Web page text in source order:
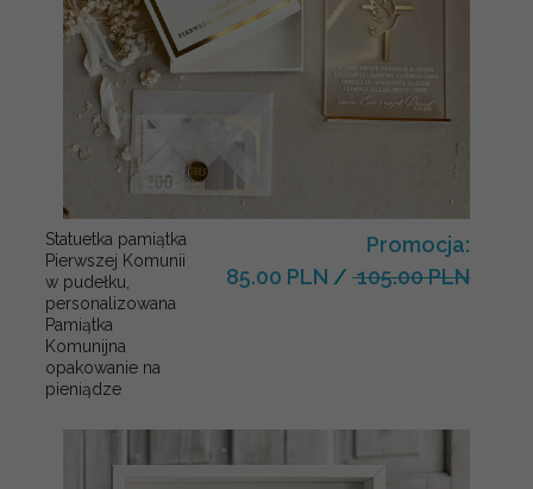
Statuetka pamiątka
Pierwszej Komunii
w pudełku,
personalizowana
Pamiątka
Komunijna
opakowanie na
pieniądze
Promocja:
85.00 PLN / 105.00 PLN